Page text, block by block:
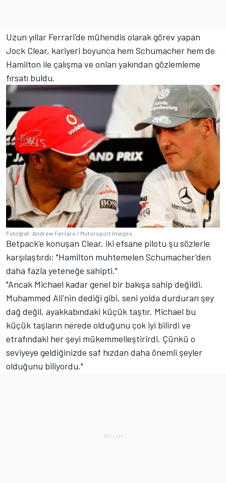
Uzun yıllar Ferrari'de mühendis olarak görev yapan
Jock Clear, kariyeri boyunca hem Schumacher hem de
Hamilton ile çalışma ve onları yakından gözlemleme
fırsatı buldu.
Fotoğraf: Andrew Ferraro / Motorsport Images
Betpack'e konuşan Clear, iki efsane pilotu şu sözlerle
karşılaştırdı: "Hamilton muhtemelen Schumacher'den
daha fazla yeteneğe sahipti."
"Ancak Michael kadar genel bir bakışa sahip değildi.
Muhammed Ali'nin dediği gibi, seni yolda durduran şey
dağ değil, ayakkabındaki küçük taştır. Michael bu
küçük taşların nerede olduğunu çok iyi bilirdi ve
etrafındaki her şeyi mükemmelleştirirdi. Çünkü o
seviyeye geldiğinizde saf hızdan daha önemli şeyler
olduğunu biliyordu."